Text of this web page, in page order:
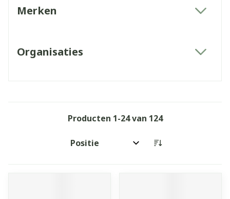
Merken
Organisaties
Producten 1-24van 124
Sorteer op: